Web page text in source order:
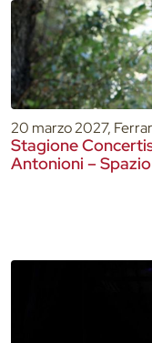
20 marzo 2027,
Stagione
Antonioni –